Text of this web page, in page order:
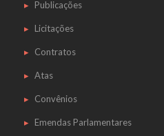
Publicações
Licitações
Contratos
Atas
Convênios
Emendas Parlamentares